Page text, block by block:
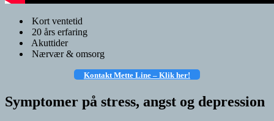
Kort ventetid
20 års erfaring
Akuttider
Nærvær & omsorg
Kontakt Mette Line – Klik her!
Symptomer på stress, angst og depression